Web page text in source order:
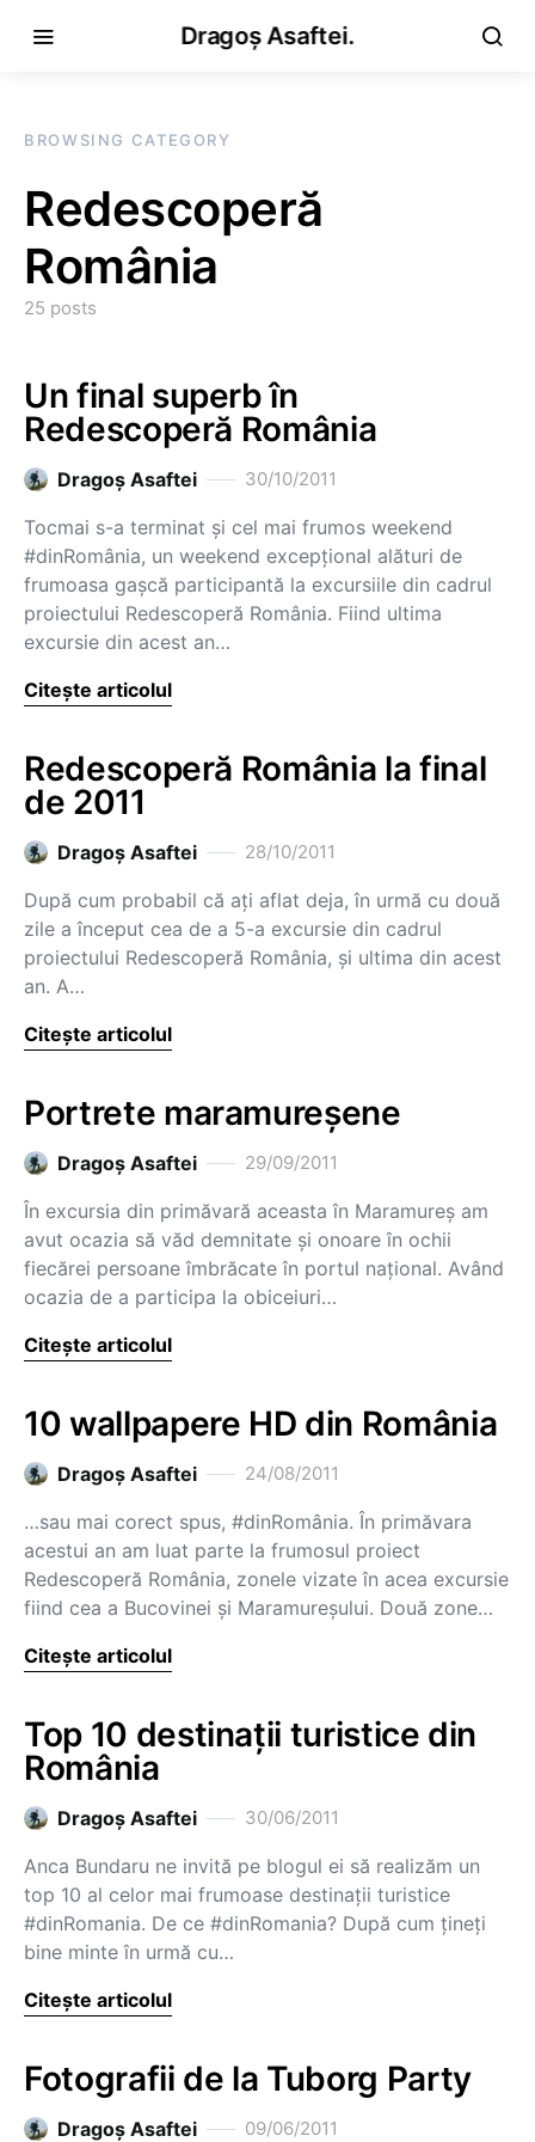
Dragoș Asaftei.
BROWSING CATEGORY
Redescoperă
România
25 posts
Un final superb în
Redescoperă România
Dragoş Asaftei 30/10/2011
Tocmai s-a terminat și cel mai frumos weekend
#dinRomânia, un weekend excepțional alături de
frumoasa gașcă participantă la excursiile din cadrul
proiectului Redescoperă România. Fiind ultima
excursie din acest an…
Citește articolul
Redescoperă România la final
de 2011
Dragoş Asaftei 28/10/2011
După cum probabil că ați aflat deja, în urmă cu două
zile a început cea de a 5-a excursie din cadrul
proiectului Redescoperă România, și ultima din acest
an. A…
Citește articolul
Portrete maramureșene
Dragoş Asaftei 29/09/2011
În excursia din primăvară aceasta în Maramureș am
avut ocazia să văd demnitate și onoare în ochii
fiecărei persoane îmbrăcate în portul național. Având
ocazia de a participa la obiceiuri…
Citește articolul
10 wallpapere HD din România
Dragoş Asaftei 24/08/2011
…sau mai corect spus, #dinRomânia. În primăvara
acestui an am luat parte la frumosul proiect
Redescoperă România, zonele vizate în acea excursie
fiind cea a Bucovinei și Maramureșului. Două zone…
Citește articolul
Top 10 destinații turistice din
România
Dragoş Asaftei 30/06/2011
Anca Bundaru ne invită pe blogul ei să realizăm un
top 10 al celor mai frumoase destinații turistice
#dinRomania. De ce #dinRomania? După cum țineți
bine minte în urmă cu…
Citește articolul
Fotografii de la Tuborg Party
Dragoş Asaftei 09/06/2011